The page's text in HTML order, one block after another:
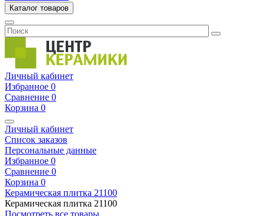
Каталог товаров
Личный кабинет
Избранное 0
Сравнение 0
Корзина 0
Личный кабинет
Список заказов
Персональные данные
Избранное 0
Сравнение 0
Корзина 0
Керамическая плитка 21100
Керамическая плитка 21100
Посмотреть все товары